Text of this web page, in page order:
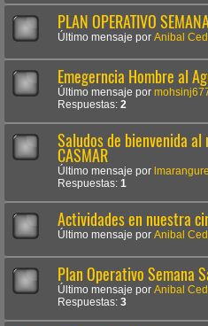
PLAN OPERATIVO
Último mensaje por Anibal
Emegerncia Hombre al
Último mensaje por
Respuestas: 2
Saludos de bienvenida
CASMAR
Último mensaje por
Respuestas: 1
Actividades en nuestra
Último mensaje por Anibal
Plan Operativo Semana
Último mensaje por Anibal
Respuestas: 3